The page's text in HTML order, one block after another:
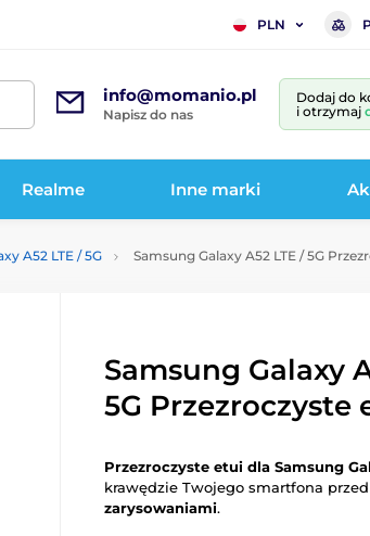
PLN
info@momanio.pl
Napisz do nas
Dodaj do
i otrzymaj
Realme Inne marki
A52 LTE / 5G Samsung Galaxy A52 LTE / 5G
Samsung Galaxy
5G Przezroczyste
Przezroczyste etui dla Samsung
krawędzie Twojego smartfona przed
zarysowaniami.